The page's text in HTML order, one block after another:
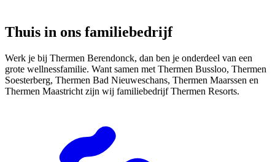
Thuis in ons familiebedrijf
Werk je bij Thermen Berendonck, dan ben je onderdeel van een
grote wellnessfamilie. Want samen met Thermen Bussloo, Thermen
Soesterberg, Thermen Bad Nieuweschans, Thermen Maarssen en
Thermen Maastricht zijn wij familiebedrijf Thermen Resorts.